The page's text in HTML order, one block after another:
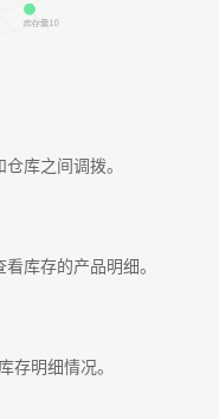
库之间调拨。
库存的产品明细。
存明细情况。